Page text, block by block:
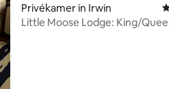
Privékamer in Irwin
Little Moose Lodge: King/